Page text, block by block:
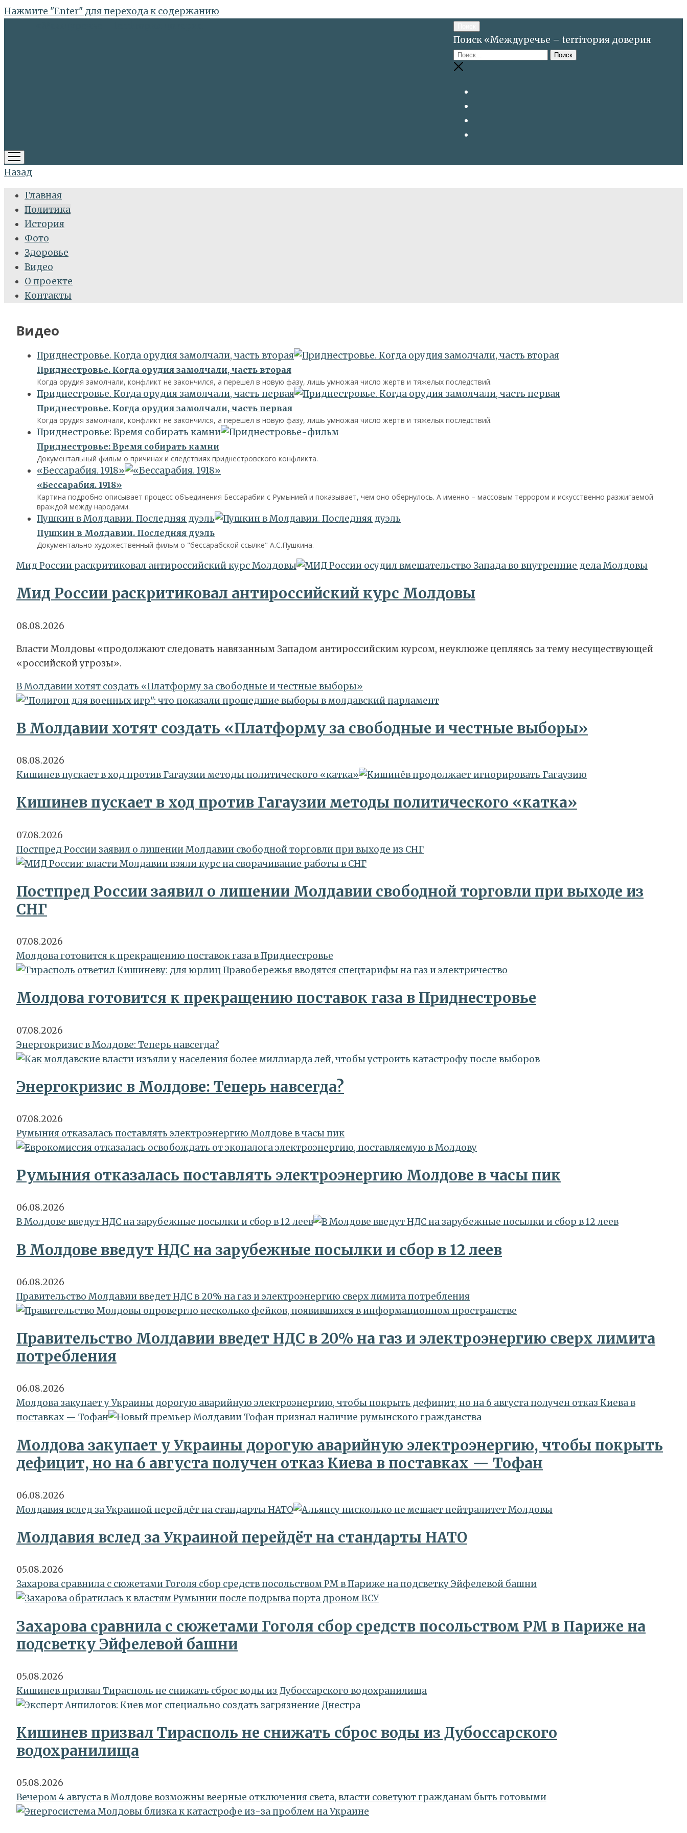
Нажмите "Enter" для перехода к содержанию
Поиск «Междуречье – terriтория доверия
открыть
меню
Назад
Главная
Политика
История
Фото
Здоровье
Видео
О проекте
Контакты
Видео
Приднестровье. Когда орудия замолчали, часть вторая
Приднестровье. Когда орудия замолчали, часть вторая
Когда орудия замолчали, конфликт не закончился, а перешел в новую фазу, лишь умножая число жертв и тяжелых последствий.
Приднестровье. Когда орудия замолчали, часть первая
Приднестровье. Когда орудия замолчали, часть первая
Когда орудия замолчали, конфликт не закончился, а перешел в новую фазу, лишь умножая число жертв и тяжелых последствий.
Приднестровье: Время собирать камни
Приднестровье: Время собирать камни
Документальный фильм о причинах и следствиях приднестровского конфликта.
«Бессарабия. 1918»
«Бессарабия. 1918»
Картина подробно описывает процесс объединения Бессарабии с Румынией и показывает, чем оно обернулось. А именно – массовым террором и искусственно разжигаемой
враждой между народами.
Пушкин в Молдавии. Последняя дуэль
Пушкин в Молдавии. Последняя дуэль
Документально-художественный фильм о "бессарабской ссылке" А.С.Пушкина.
Мид России раскритиковал антироссийский курс Молдовы
Мид России раскритиковал антироссийский курс Молдовы
08.08.2026
Власти Молдовы «продолжают следовать навязанным Западом антироссийским курсом, неуклюже цепляясь за тему несуществующей
«российской угрозы».
В Молдавии хотят создать «Платформу за свободные и честные выборы»
В Молдавии хотят создать «Платформу за свободные и честные выборы»
08.08.2026
Кишинев пускает в ход против Гагаузии методы политического «катка»
Кишинев пускает в ход против Гагаузии методы политического «катка»
07.08.2026
Постпред России заявил о лишении Молдавии свободной торговли при выходе из СНГ
Постпред России заявил о лишении Молдавии свободной торговли при выходе из
СНГ
07.08.2026
Молдова готовится к прекращению поставок газа в Приднестровье
Молдова готовится к прекращению поставок газа в Приднестровье
07.08.2026
Энергокризис в Молдове: Теперь навсегда?
Энергокризис в Молдове: Теперь навсегда?
07.08.2026
Румыния отказалась поставлять электроэнергию Молдове в часы пик
Румыния отказалась поставлять электроэнергию Молдове в часы пик
06.08.2026
В Молдове введут НДС на зарубежные посылки и сбор в 12 леев
В Молдове введут НДС на зарубежные посылки и сбор в 12 леев
06.08.2026
Правительство Молдавии введет НДС в 20% на газ и электроэнергию сверх лимита потребления
Правительство Молдавии введет НДС в 20% на газ и электроэнергию сверх лимита
потребления
06.08.2026
Молдова закупает у Украины дорогую аварийную электроэнергию, чтобы покрыть дефицит, но на 6 августа получен отказ Киева в
поставках — Тофан
Молдова закупает у Украины дорогую аварийную электроэнергию, чтобы покрыть
дефицит, но на 6 августа получен отказ Киева в поставках — Тофан
06.08.2026
Молдавия вслед за Украиной перейдёт на стандарты НАТО
Молдавия вслед за Украиной перейдёт на стандарты НАТО
05.08.2026
Захарова сравнила с сюжетами Гоголя сбор средств посольством РМ в Париже на подсветку Эйфелевой башни
Захарова сравнила с сюжетами Гоголя сбор средств посольством РМ в Париже на
подсветку Эйфелевой башни
05.08.2026
Кишинев призвал Тирасполь не снижать сброс воды из Дубоссарского водохранилища
Кишинев призвал Тирасполь не снижать сброс воды из Дубоссарского
водохранилища
05.08.2026
Вечером 4 августа в Молдове возможны веерные отключения света, власти советуют гражданам быть готовыми